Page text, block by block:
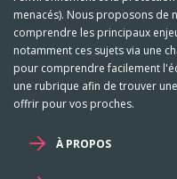
menacés). Nous proposons de
comprendre les principaux
notamment ces sujets via une
pour comprendre facilement
une rubrique afin de trouver
offrir pour vos proches.
À PROPOS